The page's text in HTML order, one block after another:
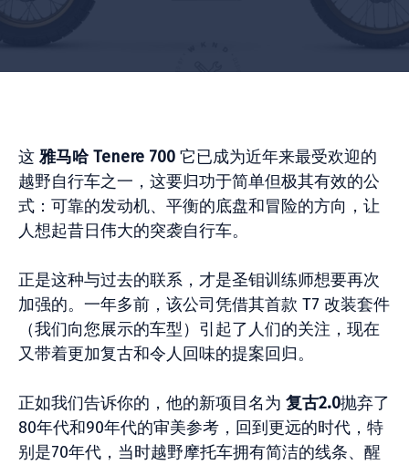
这 雅马哈 Tenere 700 它已成为近年来最受欢迎的
越野自行车之一，这要归功于简单但极其有效的公
式：可靠的发动机、平衡的底盘和冒险的方向，让
人想起昔日伟大的突袭自行车。
正是这种与过去的联系，才是圣钼训练师想要再次
加强的。一年多前，该公司凭借其首款 T7 改装套件
（我们向您展示的车型）引起了人们的关注，现在
又带着更加复古和令人回味的提案回归。
正如我们告诉你的，他的新项目名为 复古2.0抛弃了
80年代和90年代的审美参考，回到更远的时代，特
别是70年代，当时越野摩托车拥有简洁的线条、醒